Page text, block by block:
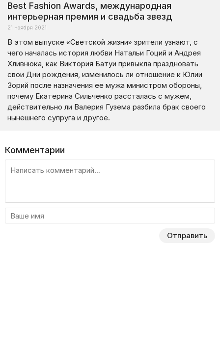
Best Fashion Awards, международная
интерьерная премия и свадьба звезд
21 ноября 2021
В этом выпуске «Светской жизни» зрители узнают, с
чего началась история любви Натальи Гоций и Андрея
Хливнюка, как Виктория Батуи привыкла праздновать
свои Дни рождения, изменилось ли отношение к Юлии
Зорий после назначения ее мужа министром обороны,
почему Екатерина Сильченко рассталась с мужем,
действительно ли Валерия Гузема разбила брак своего
нынешнего супруга и другое.
Комментарии
Отправить